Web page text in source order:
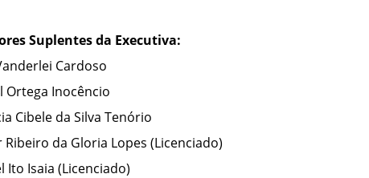
Suplentes da Executiva:
Cardoso
Ortega Inocêncio
Cibele da Silva Tenório
Ribeiro da Gloria Lopes (Licenciado)
Ito Isaia (Licenciado)